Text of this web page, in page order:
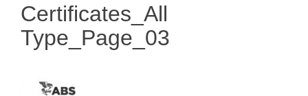
Certificates_All
Type_Page_03